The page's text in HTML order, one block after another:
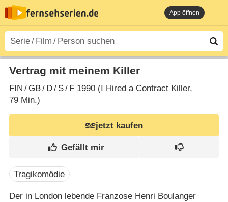
App öffnen
Vertrag mit meinem Killer
FIN / GB/ D/ S/ F1990 (I Hired a Contract Killer‎,
79 Min.)
jetzt kaufen
Tragikomödie
Der in London lebende Franzose Henri Boulanger